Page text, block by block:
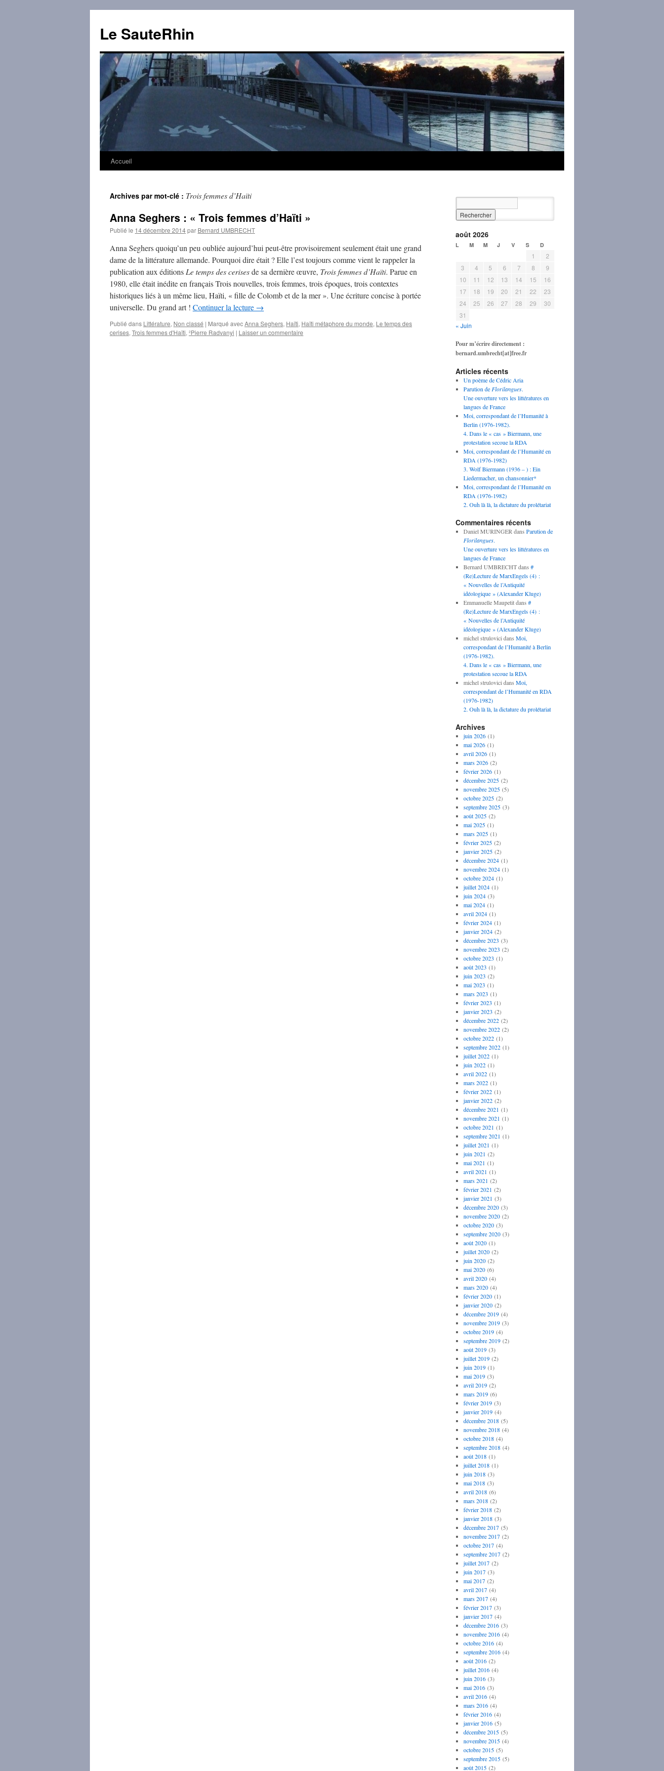
contenu
Le SauteRhin
Accueil
Archives par mot-clé : Trois femmes d’Haïti
Anna Seghers : « Trois femmes d’Haïti »
Publié le 14 décembre 2014par Bernard UMBRECHT
Anna Seghers quoiqu’un peu oubliée aujourd’hui peut-être provisoirement seulement était une grand
dame de la littérature allemande. Pourquoi dire était ? Elle l’est toujours comme vient le rappeler la
publication aux éditions Le temps des cerisesde sa dernière œuvre, Trois femmes d’Haïti. Parue en
1980, elle était inédite en français Trois nouvelles, trois femmes, trois époques, trois contextes
historiques liés à un même lieu, Haïti, « fille de Colomb et de la mer ». Une écriture concise à portée
universelle. Du grand art ! Continuer la lecture →
Publié dans Littérature, Non classé | Marqué avecAnna Seghers, Haïti, Haïti métaphore du monde, Le temps des
cerises, Trois femmes d'Haïti, ²Pierre Radvanyi | Laisser un commentaire
août 2026
L M M J V S D
1
2
3
4 5 6 7 8
9
10
11 12 13 14 15
16
17
18 19 20 21 22
23
24
25 26 27 28 29
30
31
« Juin
Pour m’écrire directement :
bernard.umbrecht[at]free.fr
Articles récents
Un poème de Cédric Aria
Parution de Florilangues.
Une ouverture vers les littératures en
langues de France
Moi, correspondant de l’Humanité à
Berlin (1976-1982).
4. Dans le « cas » Biermann, une
protestation secoue la RDA
Moi, correspondant de l’Humanité en
RDA (1976-1982)
3. Wolf Biermann (1936 – ) : Ein
Liedermacher, un chansonnier*
Moi, correspondant de l’Humanité en
RDA (1976-1982)
2. Ouh là là, la dictature du prolétariat
Commentaires récents
Daniel MURINGER dans Parution de
Florilangues.
Une ouverture vers les littératures en
langues de France
Bernard UMBRECHTdans #
(Re)Lecture de MarxEngels (4) :
« Nouvelles de l’Antiquité
idéologique » (Alexander Kluge)
Emmanuelle Maupetitdans #
(Re)Lecture de MarxEngels (4) :
« Nouvelles de l’Antiquité
idéologique » (Alexander Kluge)
michel strulovici dans Moi,
correspondant de l’Humanité à Berlin
(1976-1982).
4. Dans le « cas » Biermann, une
protestation secoue la RDA
michel strulovici dans Moi,
correspondant de l’Humanité en RDA
(1976-1982)
2. Ouh là là, la dictature du prolétariat
Archives
juin 2026(1)
mai 2026(1)
avril 2026(1)
mars 2026(2)
février 2026(1)
décembre 2025(2)
novembre 2025(5)
octobre 2025(2)
septembre 2025(3)
août 2025(2)
mai 2025(1)
mars 2025(1)
février 2025(2)
janvier 2025(2)
décembre 2024(1)
novembre 2024(1)
octobre 2024(1)
juillet 2024(1)
juin 2024(3)
mai 2024(1)
avril 2024(1)
février 2024(1)
janvier 2024(2)
décembre 2023 (3)
novembre 2023 (2)
octobre 2023 (1)
août 2023 (1)
juin 2023 (2)
mai 2023 (1)
mars 2023 (1)
février 2023 (1)
janvier 2023 (2)
décembre 2022(2)
novembre 2022(2)
octobre 2022(1)
septembre 2022(1)
juillet 2022(1)
juin 2022(1)
avril 2022(1)
mars 2022(1)
février 2022(1)
janvier 2022(2)
décembre 2021 (1)
novembre 2021 (1)
octobre 2021 (1)
septembre 2021 (1)
juillet 2021 (1)
juin 2021 (2)
mai 2021 (1)
avril 2021 (1)
mars 2021 (2)
février 2021 (2)
janvier 2021 (3)
décembre 2020(3)
novembre 2020(2)
octobre 2020(3)
septembre 2020(3)
août 2020(1)
juillet 2020(2)
juin 2020(2)
mai 2020(6)
avril 2020(4)
mars 2020(4)
février 2020(1)
janvier 2020(2)
décembre 2019(4)
novembre 2019(3)
octobre 2019(4)
septembre 2019(2)
août 2019(3)
juillet 2019(2)
juin 2019(1)
mai 2019(3)
avril 2019(2)
mars 2019(6)
février 2019(3)
janvier 2019(4)
décembre 2018(5)
novembre 2018(4)
octobre 2018(4)
septembre 2018(4)
août 2018(1)
juillet 2018(1)
juin 2018(3)
mai 2018(3)
avril 2018(6)
mars 2018(2)
février 2018(2)
janvier 2018(3)
décembre 2017(5)
novembre 2017(2)
octobre 2017(4)
septembre 2017(2)
juillet 2017(2)
juin 2017(3)
mai 2017(2)
avril 2017(4)
mars 2017(4)
février 2017(3)
janvier 2017(4)
décembre 2016(3)
novembre 2016(4)
octobre 2016(4)
septembre 2016(4)
août 2016(2)
juillet 2016(4)
juin 2016(3)
mai 2016(3)
avril 2016(4)
mars 2016(4)
février 2016(4)
janvier 2016(5)
décembre 2015(5)
novembre 2015(4)
octobre 2015(5)
septembre 2015(5)
août 2015(2)